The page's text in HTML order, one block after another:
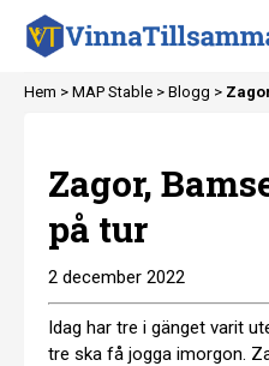
Hem > MAP Stable > Blogg >
Zagor,
på tur
2 december 2022
Idag har tre i gänget varit
tre ska få jogga imorgon.